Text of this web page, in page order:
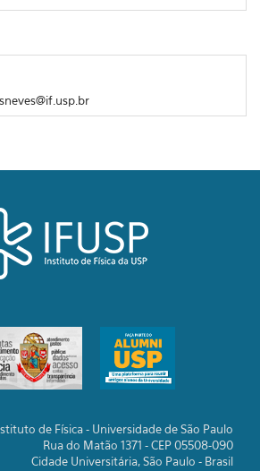
de Física - Universidade de São Paulo
Rua do Matão 1371 - CEP 05508-090
Cidade Universitária, São Paulo - Brasil